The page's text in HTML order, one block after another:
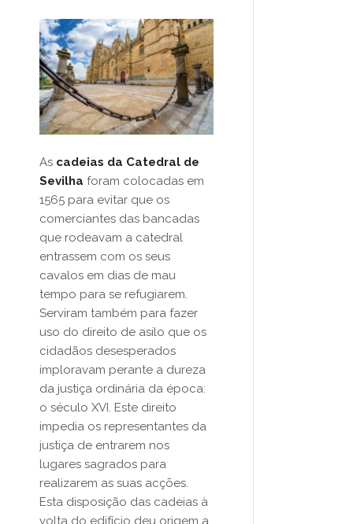
As cadeias da Catedral de
Sevilha foram colocadas em
1565 para evitar que os
comerciantes das bancadas
que rodeavam a catedral
entrassem com os seus
cavalos em dias de mau
tempo para se refugiarem.
Serviram também para fazer
uso do direito de asilo que os
cidadãos desesperados
imploravam perante a dureza
da justiça ordinária da época:
o século XVI. Este direito
impedia os representantes da
justiça de entrarem nos
lugares sagrados para
realizarem as suas acções.
Esta disposição das cadeias à
volta do edifício deu origem a